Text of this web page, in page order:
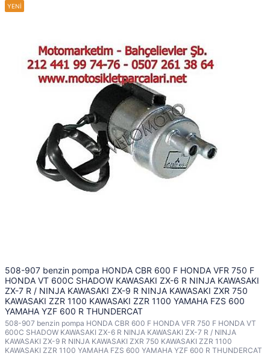
508-907 benzin pompa HONDA CBR 600 F HONDA VFR 750 F
HONDA VT 600C SHADOW KAWASAKI ZX-6 R NINJA KAWASAKI
ZX-7 R / NINJA KAWASAKI ZX-9 R NINJA KAWASAKI ZXR 750
KAWASAKI ZZR 1100 KAWASAKI ZZR 1100 YAMAHA FZS 600
YAMAHA YZF 600 R THUNDERCAT
508-907 benzin pompa HONDA CBR 600 F HONDA VFR 750 F HONDA VT
600C SHADOW KAWASAKI ZX-6 R NINJA KAWASAKI ZX-7 R / NINJA
KAWASAKI ZX-9 R NINJA KAWASAKI ZXR 750 KAWASAKI ZZR 1100
KAWASAKI ZZR 1100 YAMAHA FZS 600 YAMAHA YZF 600 R THUNDERCAT